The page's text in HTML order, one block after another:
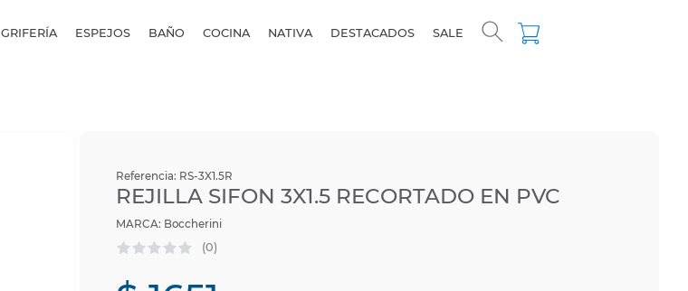
GRIFERÍA ESPEJOS BAÑO COCINA NATIVA DESTACADOS SALE
Referencia: RS-3X1.5R
REJILLA SIFON 3X1.5 RECORTADO EN PVC
Boccherini
(0)